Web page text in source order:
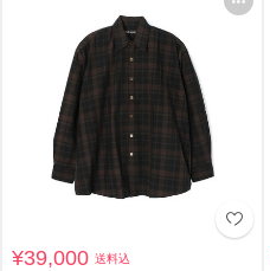
¥39,000送料込